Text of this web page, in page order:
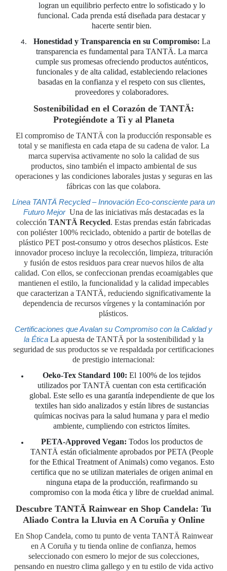
logran un equilibrio perfecto entre lo sofisticado y lo
funcional. Cada prenda está diseñada para destacar y
hacerte sentir bien.
Honestidad y Transparencia en su Compromiso: La
transparencia es fundamental para TANTÄ. La marca
cumple sus promesas ofreciendo productos auténticos,
funcionales y de alta calidad, estableciendo relaciones
basadas en la confianza y el respeto con sus clientes,
proveedores y colaboradores.
Sostenibilidad en el Corazón de TANTÄ:
Protegiéndote a Ti y al Planeta
El compromiso de TANTÄ con la producción responsable es
total y se manifiesta en cada etapa de su cadena de valor. La
marca supervisa activamente no solo la calidad de sus
productos, sino también el impacto ambiental de sus
operaciones y las condiciones laborales justas y seguras en las
fábricas con las que colabora.
Línea TANTÄ Recycled – Innovación Eco-consciente para un
Futuro Mejor Una de las iniciativas más destacadas es la
colección TANTÄ Recycled. Estas prendas están fabricadas
con poliéster 100% reciclado, obtenido a partir de botellas de
plástico PET post-consumo y otros desechos plásticos. Este
innovador proceso incluye la recolección, limpieza, trituración
y fusión de estos residuos para crear nuevos hilos de alta
calidad. Con ellos, se confeccionan prendas ecoamigables que
mantienen el estilo, la funcionalidad y la calidad impecables
que caracterizan a TANTÄ, reduciendo significativamente la
dependencia de recursos vírgenes y la contaminación por
plásticos.
Certificaciones que Avalan su Compromiso con la Calidad y
la ÉticaLa apuesta de TANTÄ por la sostenibilidad y la
seguridad de sus productos se ve respaldada por certificaciones
de prestigio internacional:
Oeko-Tex Standard 100: El 100% de los tejidos
utilizados por TANTÄ cuentan con esta certificación
global. Este sello es una garantía independiente de que los
textiles han sido analizados y están libres de sustancias
químicas nocivas para la salud humana y para el medio
ambiente, cumpliendo con estrictos límites.
PETA-Approved Vegan: Todos los productos de
TANTÄ están oficialmente aprobados por PETA (People
for the Ethical Treatment of Animals) como veganos. Esto
certifica que no se utilizan materiales de origen animal en
ninguna etapa de la producción, reafirmando su
compromiso con la moda ética y libre de crueldad animal.
Descubre TANTÄ Rainwear en Shop Candela: Tu
Aliado Contra la Lluvia en A Coruña y Online
En Shop Candela, como tu punto de venta TANTÄ Rainwear
en A Coruña y tu tienda online de confianza, hemos
seleccionado con esmero lo mejor de sus colecciones,
pensando en nuestro clima gallego y en tu estilo de vida activo